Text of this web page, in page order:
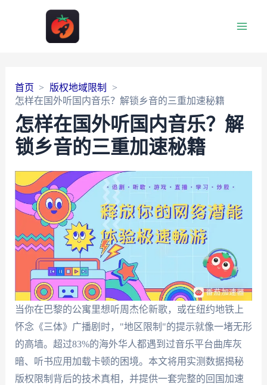
首页
版权地域限制
怎样在国外听国内音乐？解锁乡音的三重加速秘籍
怎样在国外听国内音乐？解
锁乡音的三重加速秘籍
当你在巴黎的公寓里想听周杰伦新歌，或在纽约地铁上
怀念《三体》广播剧时，"地区限制"的提示就像一堵无形
的高墙。超过83%的海外华人都遇到过音乐平台曲库灰
暗、听书应用加载卡顿的困境。本文将用实测数据揭秘
版权限制背后的技术真相，并提供一套完整的回国加速